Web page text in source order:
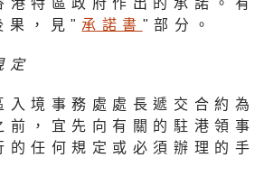
港特區政府作出的承諾。有
果，見" 承諾書 "部分。
定
入境事務處處長遞交合約為
前，宜先向有關的駐港領事
的任何規定或必須辦理的手